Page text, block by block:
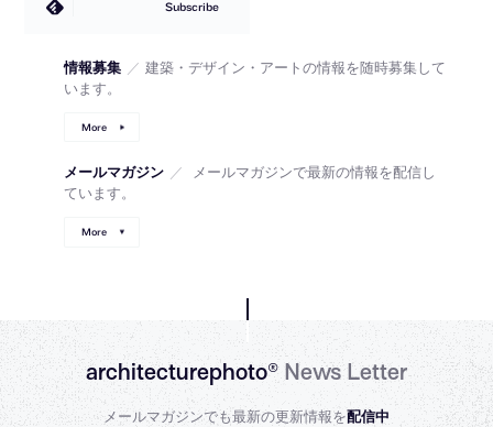
Subscribe
情報募集 ／ 建築・デザイン・アートの情報を随時募集して
います。
More
メールマガジン ／
メールマガジンで最新の情報を配信し
ています。
More
architecturephoto®News Letter
メールマガジンでも最新の更新情報を配信中